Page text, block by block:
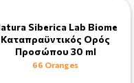
Siberica Lab Biome
Καταπραϋντικός Ορός
Προσώπου 30 ml
66 Oranges